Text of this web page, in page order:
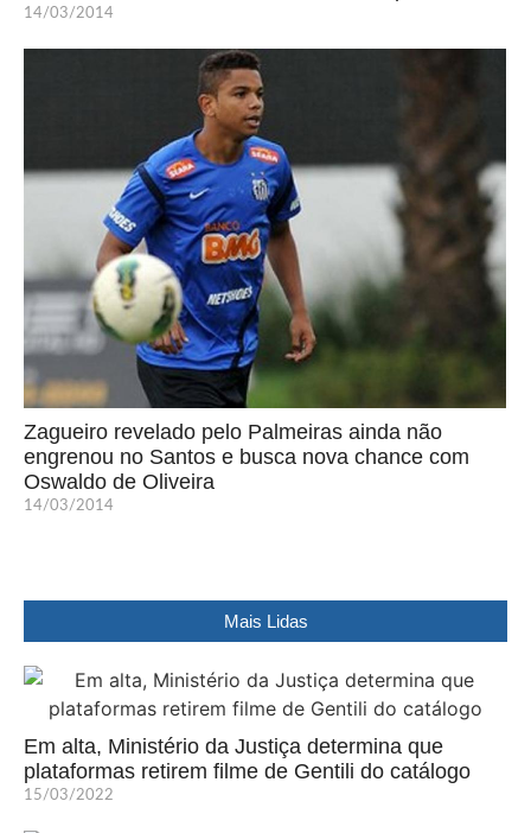
14/03/2014
Zagueiro revelado pelo Palmeiras ainda não
engrenou no Santos e busca nova chance com
Oswaldo de Oliveira
14/03/2014
Mais Lidas
Em alta, Ministério da Justiça determina que
plataformas retirem filme de Gentili do catálogo
15/03/2022